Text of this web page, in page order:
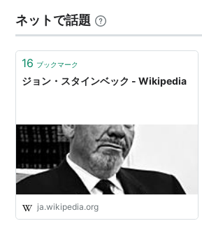
69歳の旦那さんとは18年ぶりくらい
とも時に日本語でしゃべってくれ…
ネットで話題
16 ブックマーク
ジョン・スタインベック - Wikipedia
ja.wikipedia.org